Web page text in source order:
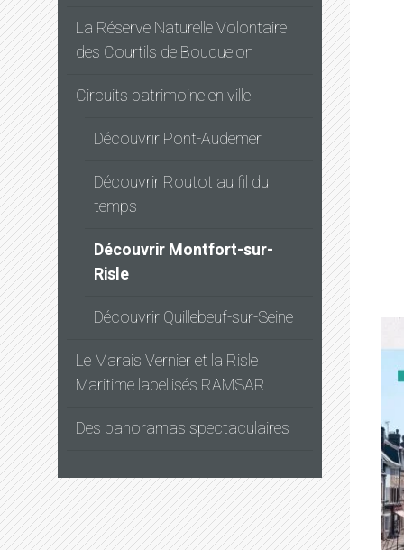
La Réserve Naturelle Volontaire
des Courtils de Bouquelon
Circuits patrimoine en ville
Découvrir Pont-Audemer
Découvrir Routot au fil du
temps
Découvrir Montfort-sur-
Risle
Découvrir Quillebeuf-sur-Seine
Le Marais Vernier et la Risle
Maritime labellisés RAMSAR
Des panoramas spectaculaires